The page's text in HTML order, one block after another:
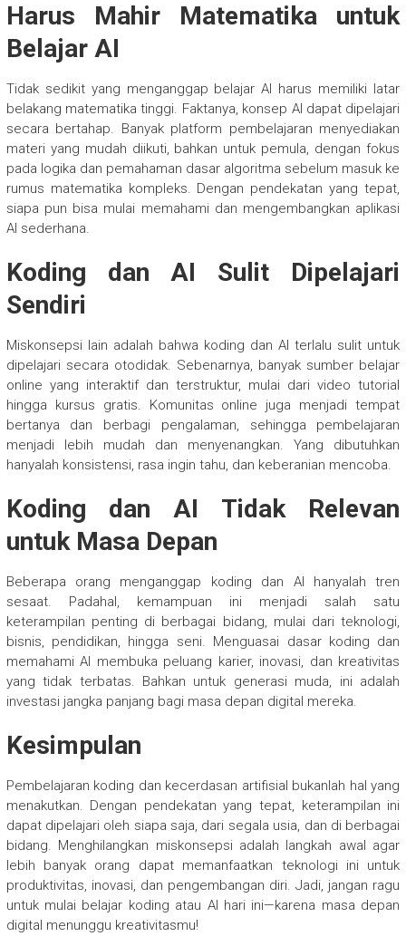
Harus Mahir Matematika untuk
Belajar AI
Tidak sedikit yang menganggap belajar AI harus memiliki latar
belakang matematika tinggi. Faktanya, konsep AI dapat dipelajari
secara bertahap. Banyak platform pembelajaran menyediakan
materi yang mudah diikuti, bahkan untuk pemula, dengan fokus
pada logika dan pemahaman dasar algoritma sebelum masuk ke
rumus matematika kompleks. Dengan pendekatan yang tepat,
siapa pun bisa mulai memahami dan mengembangkan aplikasi
AI sederhana.
Koding dan AI Sulit Dipelajari
Sendiri
Miskonsepsi lain adalah bahwa koding dan AI terlalu sulit untuk
dipelajari secara otodidak. Sebenarnya, banyak sumber belajar
online yang interaktif dan terstruktur, mulai dari video tutorial
hingga kursus gratis. Komunitas online juga menjadi tempat
bertanya dan berbagi pengalaman, sehingga pembelajaran
menjadi lebih mudah dan menyenangkan. Yang dibutuhkan
hanyalah konsistensi, rasa ingin tahu, dan keberanian mencoba.
Koding dan AI Tidak Relevan
untuk Masa Depan
Beberapa orang menganggap koding dan AI hanyalah tren
sesaat. Padahal, kemampuan ini menjadi salah satu
keterampilan penting di berbagai bidang, mulai dari teknologi,
bisnis, pendidikan, hingga seni. Menguasai dasar koding dan
memahami AI membuka peluang karier, inovasi, dan kreativitas
yang tidak terbatas. Bahkan untuk generasi muda, ini adalah
investasi jangka panjang bagi masa depan digital mereka.
Kesimpulan
Pembelajaran koding dan kecerdasan artifisial bukanlah hal yang
menakutkan. Dengan pendekatan yang tepat, keterampilan ini
dapat dipelajari oleh siapa saja, dari segala usia, dan di berbagai
bidang. Menghilangkan miskonsepsi adalah langkah awal agar
lebih banyak orang dapat memanfaatkan teknologi ini untuk
produktivitas, inovasi, dan pengembangan diri. Jadi, jangan ragu
untuk mulai belajar koding atau AI hari ini—karena masa depan
digital menunggu kreativitasmu!